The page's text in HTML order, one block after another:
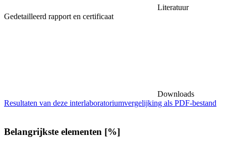
Literatuur
Gedetailleerd rapport en certificaat
Downloads
Resultaten van deze interlaboratoriumvergelijking als PDF-bestand
Belangrijkste elementen [%]